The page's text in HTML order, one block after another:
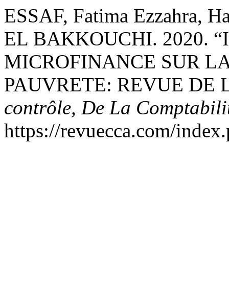
ESSAF, Fatima Ezzahra,
EL BAKKOUCHI. 2020.
MICROFINANCE SUR
PAUVRETE: REVUE DE
contrôle, De La
https://revuecca.com/